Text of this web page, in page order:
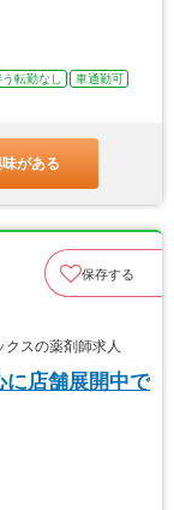
転勤なし
車通勤可
がある
保存する
スの薬剤師求人
店舗展開中で